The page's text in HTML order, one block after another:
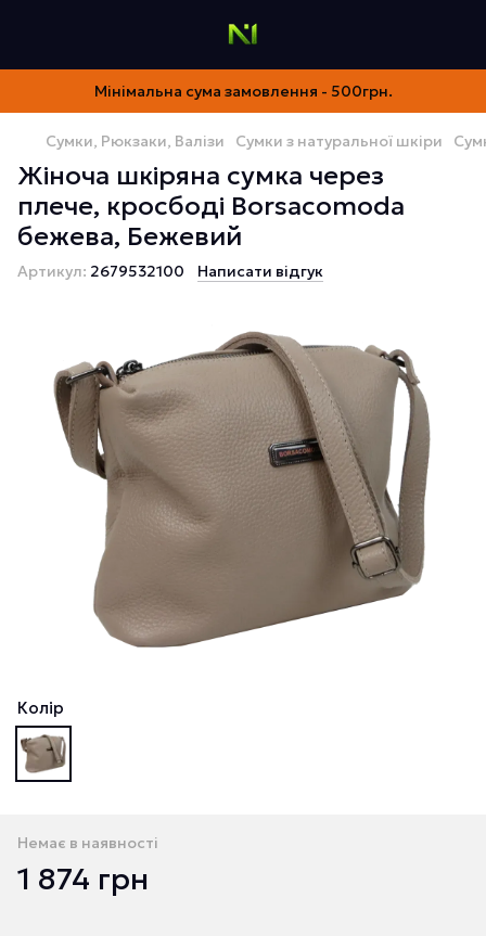
Мінімальна сума замовлення - 500грн.
Сумки, Рюкзаки, Валізи Сумки з натуральної шкіри
Жіноча шкіряна сумка через
плече, кросбоді Borsacomoda
бежева, Бежевий
Артикул: 2679532100 Написати відгук
Колір
Немає в наявності
1 874 грн